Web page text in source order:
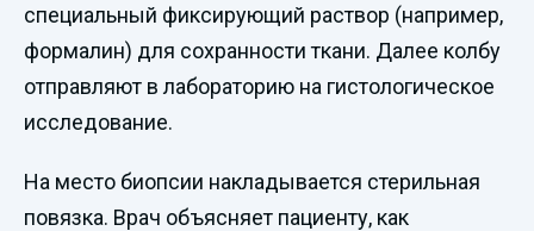
специальный фиксирующий раствор (например,
формалин) для сохранности ткани. Далее колбу
отправляют в лабораторию на гистологическое
исследование.
На место биопсии накладывается стерильная
повязка. Врач объясняет пациенту, как